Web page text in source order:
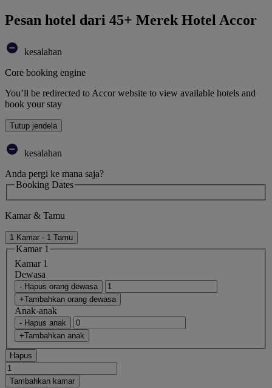
Pesan hotel dari 45+ Merek Hotel Accor
kesalahan
Core booking engine
You’ll be redirected to Accor website to view available hotels and
book your stay
Tutup jendela
kesalahan
Anda pergi ke mana saja?
Booking Dates
Kamar & Tamu
1 Kamar - 1 Tamu
Kamar 1
Kamar 1
Dewasa
- Hapus orang dewasa
+Tambahkan orang dewasa
Anak-anak
- Hapus anak
+Tambahkan anak
Hapus
Tambahkan kamar